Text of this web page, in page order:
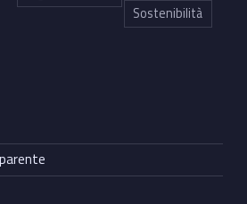
Sostenibilità